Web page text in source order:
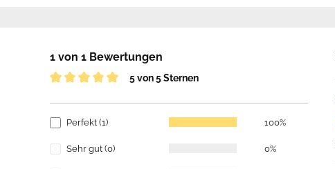
1 von 1 Bewertungen
5 von 5 Sternen
Perfekt (1) 100%
Sehr gut (0) 0%